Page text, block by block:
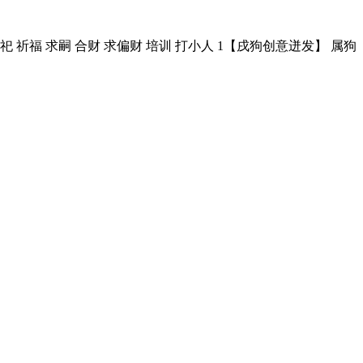
祈福 求嗣 合财 求偏财 培训 打小人 1【戌狗创意迸发】 属狗